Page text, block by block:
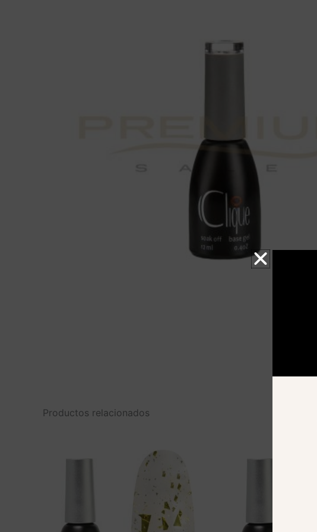
Productos relacionados